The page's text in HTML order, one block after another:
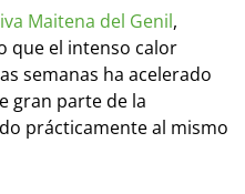
Maitena del Genil,
que el intenso calor
semanas ha acelerado
gran parte de la
prácticamente al mismo